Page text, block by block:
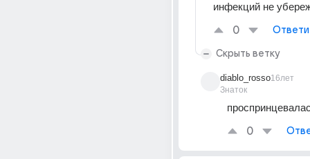
инфекций не
0
Скрыть ветку
diablo_rosso
Знаток
16лет
0